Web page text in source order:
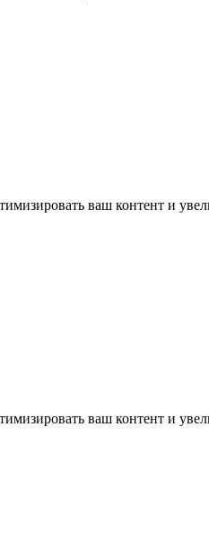
ваш контент и
ваш контент и